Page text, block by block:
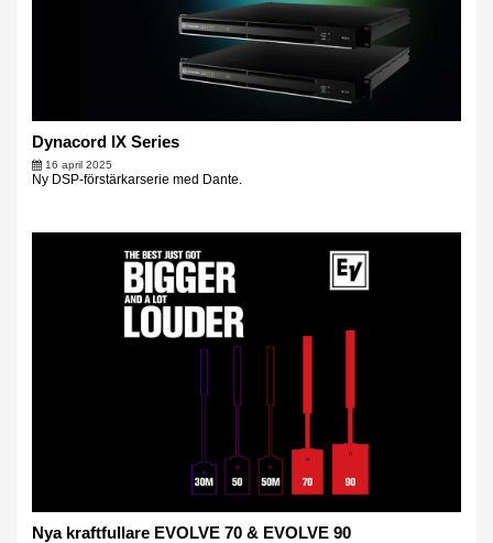
Dynacord IX Series
16 april 2025
Ny DSP-förstärkarserie med Dante.
Nya kraftfullare EVOLVE 70 & EVOLVE 90